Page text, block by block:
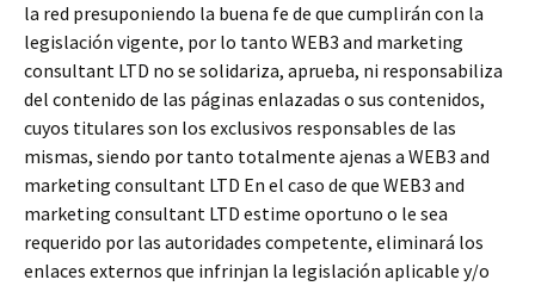
la red presuponiendo la buena fe de que cumplirán con la
legislación vigente, por lo tanto WEB3 and marketing
consultant LTD no se solidariza, aprueba, ni responsabiliza
del contenido de las páginas enlazadas o sus contenidos,
cuyos titulares son los exclusivos responsables de las
mismas, siendo por tanto totalmente ajenas a WEB3 and
marketing consultant LTD En el caso de que WEB3 and
marketing consultant LTD estime oportuno o le sea
requerido por las autoridades competente, eliminará los
enlaces externos que infrinjan la legislación aplicable y/o